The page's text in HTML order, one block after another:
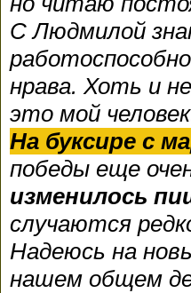
С Людмилой
нрава. Хоть и
это мой
На буксире с
победы еще
изменилось
случаются
Надеюсь на
нашем общем